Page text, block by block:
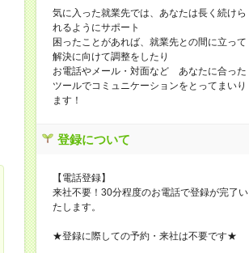
気に入った就業先では、あなたは長く続けら
れるようにサポート
困ったことがあれば、就業先との間に立って
解決に向けて調整をしたり
お電話やメール・対面など あなたに合った
ツールでコミュニケーションをとってまいり
ます！
登録について
【電話登録】
来社不要！30分程度のお電話で登録が完了い
たします。
★登録に際しての予約・来社は不要です★